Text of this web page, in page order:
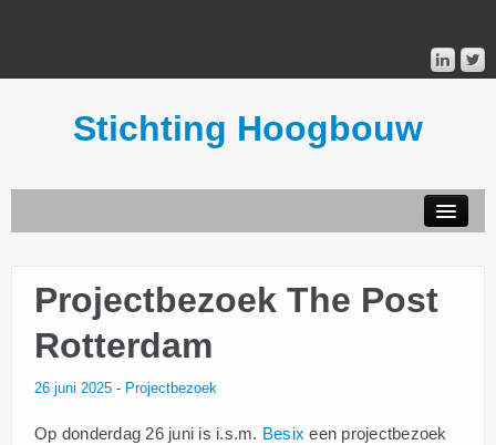
Stichting Hoogbouw
PUBLICATIES
DONATEURS
Projectbezoek The Post
Rotterdam
26 juni 2025 - Projectbezoek
Op donderdag 26 juni is i.s.m. Besix een projectbezoek